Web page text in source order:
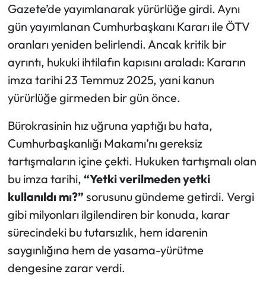
Gazete’de yayımlanarak yürürlüğe girdi. Aynı
gün yayımlanan Cumhurbaşkanı Kararı ile ÖTV
oranları yeniden belirlendi. Ancak kritik bir
ayrıntı, hukuki ihtilafın kapısını araladı: Kararın
imza tarihi 23 Temmuz 2025, yani kanun
yürürlüğe girmeden bir gün önce.
Bürokrasinin hız uğruna yaptığı bu hata,
Cumhurbaşkanlığı Makamı’nı gereksiz
tartışmaların içine çekti. Hukuken tartışmalı olan
bu imza tarihi, “Yetki verilmeden yetki
kullanıldı mı?” sorusunu gündeme getirdi. Vergi
gibi milyonları ilgilendiren bir konuda, karar
sürecindeki bu tutarsızlık, hem idarenin
saygınlığına hem de yasama-yürütme
dengesine zarar verdi.